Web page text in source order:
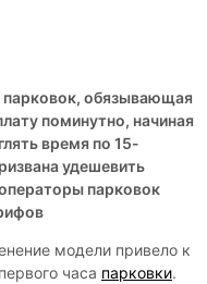
парковок, обязывающая
поминутно, начиная
время по 15-
удешевить
парковок
модели привело к
часа парковки.